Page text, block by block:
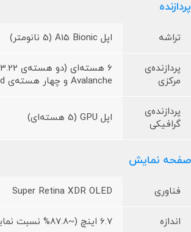
پردازنده
تراشه اپل A15 Bionic (5 نانومتر)
پردازنده‌ی
مرکزی
Avalanche و چهار هسته‌ی Blizzard)
پردازنده‌ی
گرافیکی
اپل GPU (5 هسته‌ای)
صفحه نمایش
فناوری Super Retina XDR OLED
اندازه 6.7 اینچ (~87.8% نسبت نمایشگر به بدنه)